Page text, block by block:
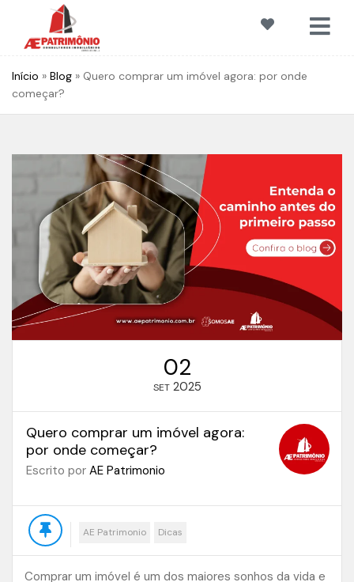
Início » Blog » Quero comprar um imóvel agora: por onde
começar?
02
SET 2025
Quero comprar um imóvel agora:
por onde começar?
Escrito por AE Patrimonio
AE Patrimonio Dicas
Comprar um imóvel é um dos maiores sonhos da vida e